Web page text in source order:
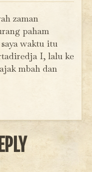
zaman
paham
waktu itu
I, lalu ke
mbah dan